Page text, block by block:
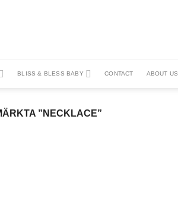
BLISS & BLESS BABY CONTACT ABOUT US
”NECKLACE”